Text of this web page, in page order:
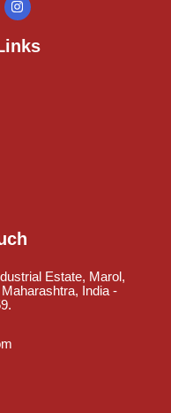
Estate, Marol,
India -